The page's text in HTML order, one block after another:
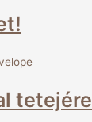
tetejére